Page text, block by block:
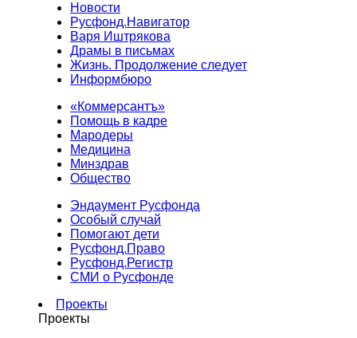
Новости
Русфонд.Навигатор
Варя Иштрякова
Драмы в письмах
Жизнь. Продолжение следует
Информбюро
«Коммерсантъ»
Помощь в кадре
Мародеры
Медицина
Минздрав
Общество
Эндаумент Русфонда
Особый случай
Помогают дети
Русфонд.Право
Русфонд.Регистр
СМИ о Русфонде
Проекты
Проекты